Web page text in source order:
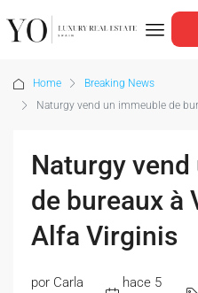
Home
Breaking News
Naturgy vend un immeuble de
Naturgy
de bureaux à
Alfa Virginis
por Carla
hace 5